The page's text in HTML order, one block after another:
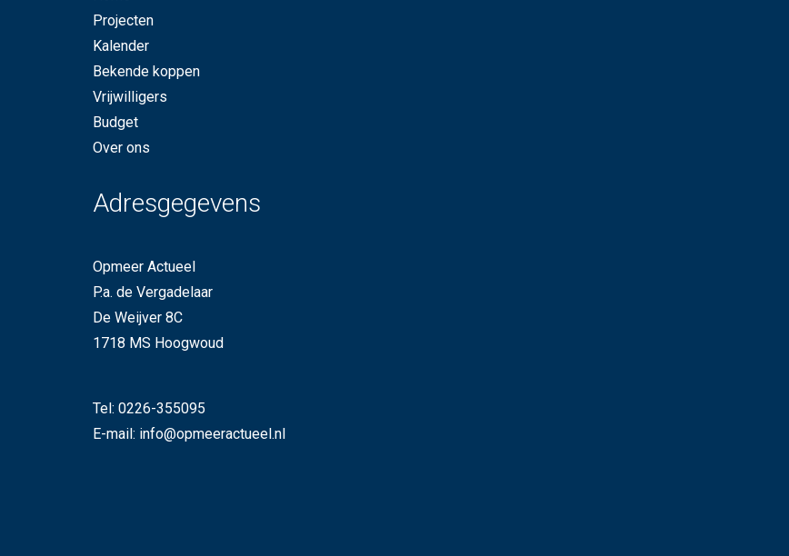
Projecten
Kalender
Bekende koppen
Vrijwilligers
Budget
Over ons
Adresgegevens
Opmeer Actueel
P.a. de Vergadelaar
De Weijver 8C
1718 MS Hoogwoud
Tel: 0226-355095
E-mail: info@opmeeractueel.nl